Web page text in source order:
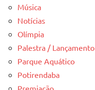
Música
Notícias
Olímpia
Palestra / Lançamento
Parque Aquático
Potirendaba
Premiação